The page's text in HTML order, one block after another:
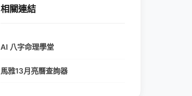
相關連結
AI 八字命理學堂
馬雅13月亮曆查詢器